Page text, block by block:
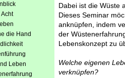
Acht
die Hand
Leben
Dabei ist die Wüste
Dieses Seminar
anknüpfen, indem
der
Lebenskonzept zu
Welche eigenen
verknüpfen?